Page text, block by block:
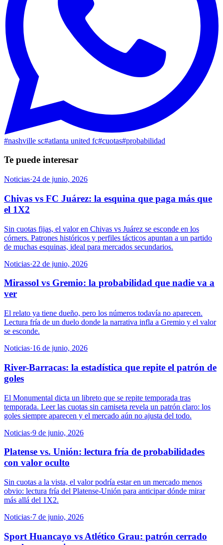
#nashville sc#atlanta united fc#cuotas#probabilidad
Te puede interesar
Noticias·24 de junio, 2026
Chivas vs FC Juárez: la esquina que paga más que
el 1X2
Sin cuotas fijas, el valor en Chivas vs Juárez se esconde en los
córners. Patrones históricos y perfiles tácticos apuntan a un partido
de muchas esquinas, ideal para mercados secundarios.
Noticias·22 de junio, 2026
Mirassol vs Gremio: la probabilidad que nadie va a
ver
El relato ya tiene dueño, pero los números todavía no aparecen.
Lectura fría de un duelo donde la narrativa infla a Gremio y el valor
se esconde.
Noticias·16 de junio, 2026
River-Barracas: la estadística que repite el patrón de
goles
El Monumental dicta un libreto que se repite temporada tras
temporada. Leer las cuotas sin camiseta revela un patrón claro: los
goles siempre aparecen y el mercado aún no ajusta del todo.
Noticias·9 de junio, 2026
Platense vs. Unión: lectura fría de probabilidades
con valor oculto
Sin cuotas a la vista, el valor podría estar en un mercado menos
obvio: lectura fría del Platense-Unión para anticipar dónde mirar
más allá del 1X2.
Noticias·7 de junio, 2026
Sport Huancayo vs Atlético Grau: patrón cerrado